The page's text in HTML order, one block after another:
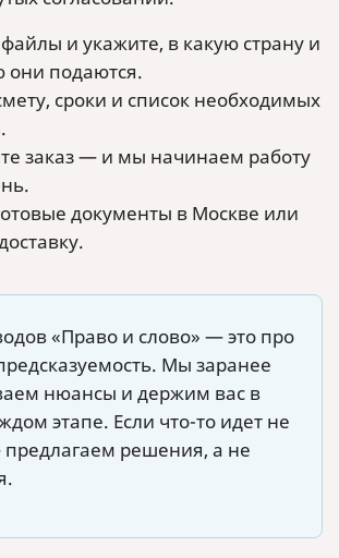
и укажите, в какую страну и
они подаются.
сроки и список необходимых
заказ — и мы начинаем работу
документы в Москве или
«Право и слово» — это про
Мы заранее
нюансы и держим вас в
этапе. Если что-то идет не
решения, а не